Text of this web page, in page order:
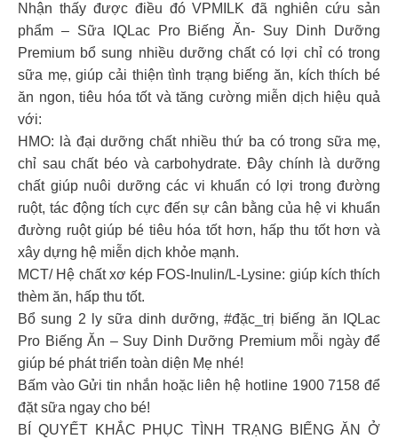
Nhận thấy được điều đó VPMILK đã nghiên cứu sản
phẩm – Sữa IQLac Pro Biếng Ăn- Suy Dinh Dưỡng
Premium bổ sung nhiều dưỡng chất có lợi chỉ có trong
sữa mẹ, giúp cải thiện tình trạng biếng ăn, kích thích bé
ăn ngon, tiêu hóa tốt và tăng cường miễn dịch hiệu quả
với:
HMO: là đại dưỡng chất nhiều thứ ba có trong sữa mẹ,
chỉ sau chất béo và carbohydrate. Đây chính là dưỡng
chất giúp nuôi dưỡng các vi khuẩn có lợi trong đường
ruột, tác động tích cực đến sự cân bằng của hệ vi khuẩn
đường ruột giúp bé tiêu hóa tốt hơn, hấp thu tốt hơn và
xây dựng hệ miễn dịch khỏe mạnh.
MCT/ Hệ chất xơ kép FOS-Inulin/L-Lysine: giúp kích thích
thèm ăn, hấp thu tốt.
Bổ sung 2 ly sữa dinh dưỡng, #đặc_trị biếng ăn IQLac
Pro Biếng Ăn – Suy Dinh Dưỡng Premium mỗi ngày để
giúp bé phát triển toàn diện Mẹ nhé!
Bấm vào Gửi tin nhắn hoặc liên hệ hotline 1900 7158 để
đặt sữa ngay cho bé!
BÍ QUYẾT KHẮC PHỤC TÌNH TRẠNG BIẾNG ĂN Ở